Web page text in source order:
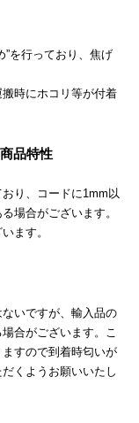
”を行っており、焦げ
時にホコリ等が付着
品特性
り、コードに1mm以
場合がございます。
ます。
いですが、輸入品の
合がございます。こ
すので到着時匂いが
くようお願いいたし